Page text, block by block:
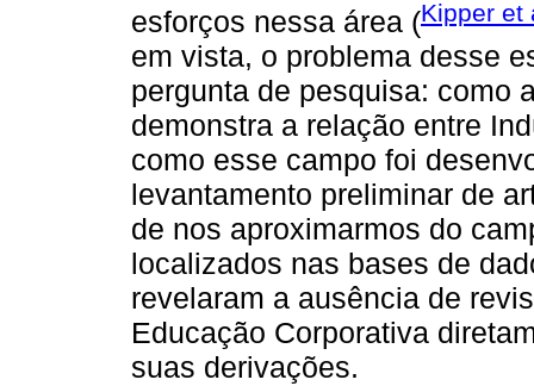
esforços nessa área (Kipper et
em vista, o problema desse
pergunta de pesquisa: como
demonstra a relação entre
como esse campo foi
levantamento preliminar de
de nos aproximarmos do
localizados nas bases de
revelaram a ausência de
Educação Corporativa
suas derivações.